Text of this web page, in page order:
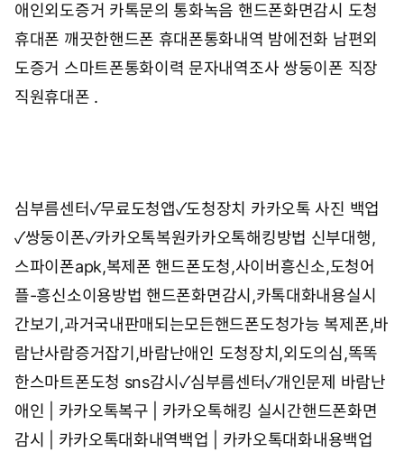
애인외도증거 카톡문의 통화녹음 핸드폰화면감시 도청
휴대폰 깨끗한핸드폰 휴대폰통화내역 밤에전화 남편외
도증거 스마트폰통화이력 문자내역조사 쌍둥이폰 직장
직원휴대폰 .
심부름센터✓무료도청앱✓도청장치 카카오톡 사진 백업
✓쌍둥이폰✓카카오톡복원카카오톡해킹방법 신부대행,
스파이폰apk,복제폰 핸드폰도청,사이버흥신소,도청어
플-흥신소이용방법 핸드폰화면감시,카톡대화내용실시
간보기,과거국내판매되는모든핸드폰도청가능 복제폰,바
람난사람증거잡기,바람난애인 도청장치,외도의심,똑똑
한스마트폰도청 sns감시✓심부름센터✓개인문제
바람난
애인 | 카카오톡복구 | 카카오톡해킹 실시간핸드폰화면
감시 | 카카오톡대화내역백업 | 카카오톡대화내용백업